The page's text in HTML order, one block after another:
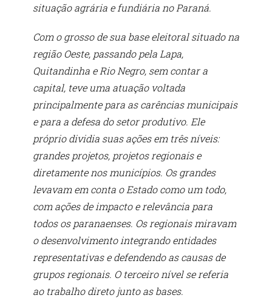
situação agrária e fundiária no Paraná.
Com o grosso de sua base eleitoral situado na
região Oeste, passando pela Lapa,
Quitandinha e Rio Negro, sem contar a
capital, teve uma atuação voltada
principalmente para as carências municipais
e para a defesa do setor produtivo. Ele
próprio dividia suas ações em três níveis:
grandes projetos, projetos regionais e
diretamente nos municípios. Os grandes
levavam em conta o Estado como um todo,
com ações de impacto e relevância para
todos os paranaenses. Os regionais miravam
o desenvolvimento integrando entidades
representativas e defendendo as causas de
grupos regionais. O terceiro nível se referia
ao trabalho direto junto as bases.